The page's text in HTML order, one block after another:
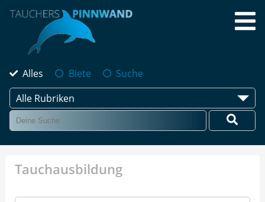
Alles Biete
Suche
Alle Rubriken
Tauchausbildung